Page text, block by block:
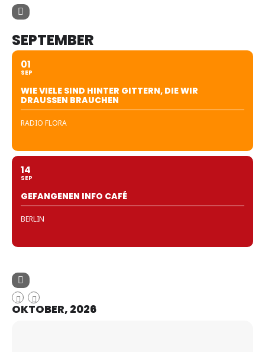
SEPTEMBER
01
SEP
WIE VIELE SIND HINTER GITTERN, DIE WIR
DRAUSSEN BRAUCHEN
RADIO FLORA
14
SEP
GEFANGENEN INFO CAFÉ
BERLIN
OKTOBER, 2026